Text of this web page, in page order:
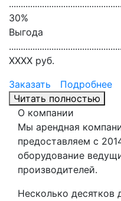
30%
Выгода
XXXX руб.
Заказать
Подробнее
Читать полностью
О компании
Мы арендная
предоставляем с
оборудование
производителей.
Несколько десятков